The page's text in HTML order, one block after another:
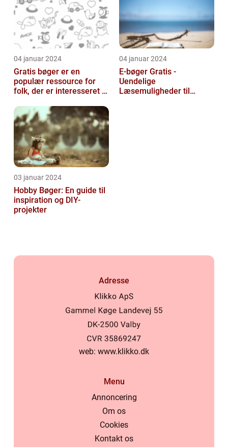
04 januar 2024
Gratis bøger er en
populær ressource for
folk, der er interesseret i
viden u...
04 januar 2024
E-bøger Gratis -
Uendelige
Læsemuligheder til
03 januar 2024
Hobby Bøger: En guide til
inspiration og DIY-
projekter
Adresse
web: www.klikko.dk
Menu
Annoncering
Om os
Cookies
Kontakt os